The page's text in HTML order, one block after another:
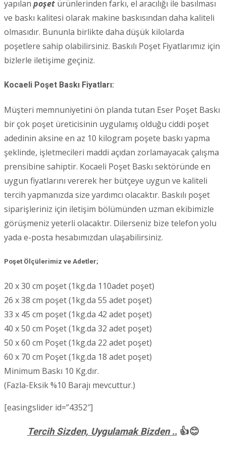
yapılan poşet ürünlerinden farkı, el aracılığı ile basılması
ve baskı kalitesi olarak makine baskısından daha kaliteli
olmasıdır. Bununla birlikte daha düşük kilolarda
poşetlere sahip olabilirsiniz. Baskılı Poşet Fiyatlarımız için
bizlerle iletişime geçiniz.
Kocaeli Poşet Baskı Fiyatları:
Müşteri memnuniyetini ön planda tutan Eser Poşet Baskı
bir çok poşet üreticisinin uygulamış olduğu ciddi poşet
adedinin aksine en az 10 kilogram poşete baskı yapma
şeklinde, işletmecileri maddi açıdan zorlamayacak çalışma
prensibine sahiptir. Kocaeli Poşet Baskı sektöründe en
uygun fiyatlarını vererek her bütçeye uygun ve kaliteli
tercih yapmanızda size yardımcı olacaktır. Baskılı poşet
siparişleriniz için iletişim bölümünden uzman ekibimizle
görüşmeniz yeterli olacaktır. Dilerseniz bize telefon yolu
yada e-posta hesabımızdan ulaşabilirsiniz.
Poşet Ölçülerimiz ve Adetler;
20 x 30 cm poşet (1kg.da 110adet poşet)
26 x 38 cm poşet (1kg.da 55 adet poşet)
33 x 45 cm poşet (1kg.da 42 adet poşet)
40 x 50 cm Poşet (1kg.da 32 adet poşet)
50 x 60 cm Poşet (1kg.da 22 adet poşet)
60 x 70 cm Poşet (1kg.da 18 adet poşet)
Minimum Baskı 10 Kg.dır.
(Fazla-Eksik %10 Barajı mevcuttur.)
[easingslider id=”4352″]
Tercih Sizden, Uygulamak Bizden .. 👍😊